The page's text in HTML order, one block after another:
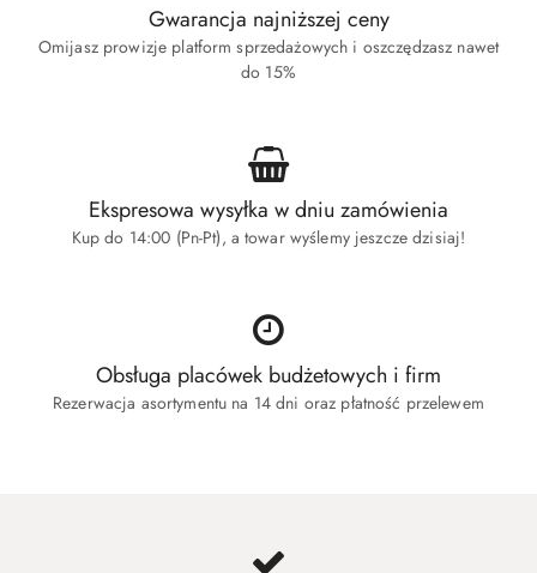
Gwarancja najniższej ceny
Omijasz prowizje platform sprzedażowych i oszczędzasz nawet
do 15%
Ekspresowa wysyłka w dniu zamówienia
Kup do 14:00 (Pn-Pt), a towar wyślemy jeszcze dzisiaj!
Obsługa placówek budżetowych i firm
Rezerwacja asortymentu na 14 dni oraz płatność przelewem